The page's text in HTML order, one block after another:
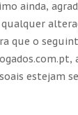
ainda,
que o
estejam